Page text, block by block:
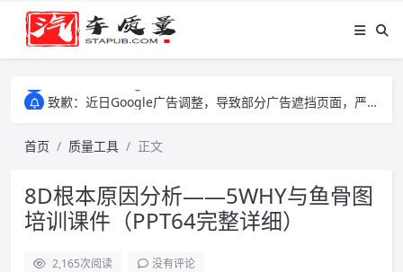
致歉：近日Google广告调整，导致部分广告遮挡页面，严重影响大家访问体验，将尽快调整完成，由此带来的不便，特意致歉！
致歉：近日Google广告调整，导致部分广告遮挡页面，严重影响大家访问体验，将尽快调整完成，由此带来的不便，特意致歉！
首页 质量工具 正文
8D根本原因分析——5WHY与鱼骨图
培训课件（PPT64完整详细）
2,165次阅读 没有评论